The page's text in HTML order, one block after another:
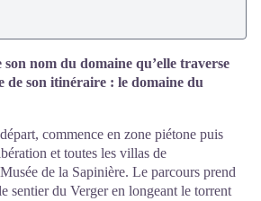
nom du domaine qu’elle traverse
de son itinéraire : le domaine du
commence en zone piétone puis
et toutes les villas de
de la Sapinière. Le parcours prend
sentier du Verger en longeant le torrent